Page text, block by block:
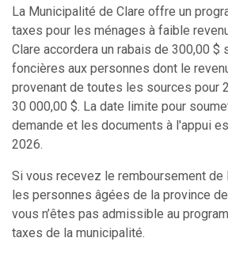
La Municipalité de Clare offre un
taxes pour les ménages à faible
Clare accordera un rabais de 300,00 $
foncières aux personnes dont le
provenant de toutes les sources pour
30 000,00 $. La date limite pour
demande et les documents à l'appui
2026.
Si vous recevez le remboursement de
les personnes âgées de la province
vous n’êtes pas admissible au
taxes de la municipalité.